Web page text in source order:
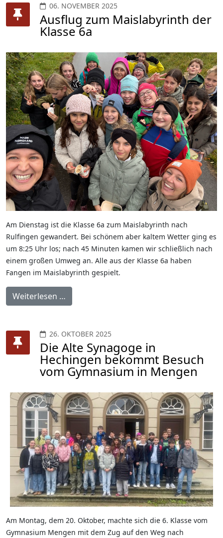
06. NOVEMBER 2025
Ausflug zum Maislabyrinth der
Klasse 6a
Am Dienstag ist die Klasse 6a zum Maislabyrinth nach
Rulfingen gewandert. Bei schönem aber kaltem Wetter ging es
um 8:25 Uhr los; nach 45 Minuten kamen wir schließlich nach
einem großen Umweg an. Alle aus der Klasse 6a haben
Fangen im Maislabyrinth gespielt.
Weiterlesen …
26. OKTOBER 2025
Die Alte Synagoge in
Hechingen bekommt Besuch
vom Gymnasium in Mengen
Am Montag, dem 20. Oktober, machte sich die 6. Klasse vom
Gymnasium Mengen mit dem Zug auf den Weg nach